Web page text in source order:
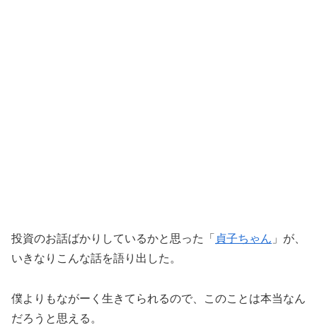
投資のお話ばかりしているかと思った「 貞子ちゃん 」が、
いきなりこんな話を語り出した。
僕よりもながーく生きてられるので、このことは本当なん
だろうと思える。